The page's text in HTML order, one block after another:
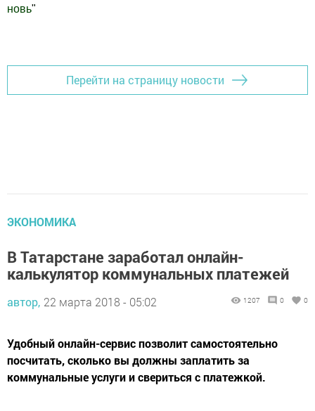
новь"
Перейти на страницу новости
ЭКОНОМИКА
В Татарстане заработал онлайн-
калькулятор коммунальных платежей
автор, 22 марта 2018 - 05:02 1207 0 0
Удобный онлайн-сервис позволит самостоятельно
посчитать, сколько вы должны заплатить за
коммунальные услуги и свериться с платежкой.